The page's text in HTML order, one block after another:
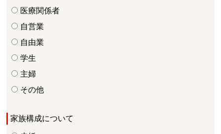
医療関係者
自営業
自由業
学生
主婦
その他
家族構成について